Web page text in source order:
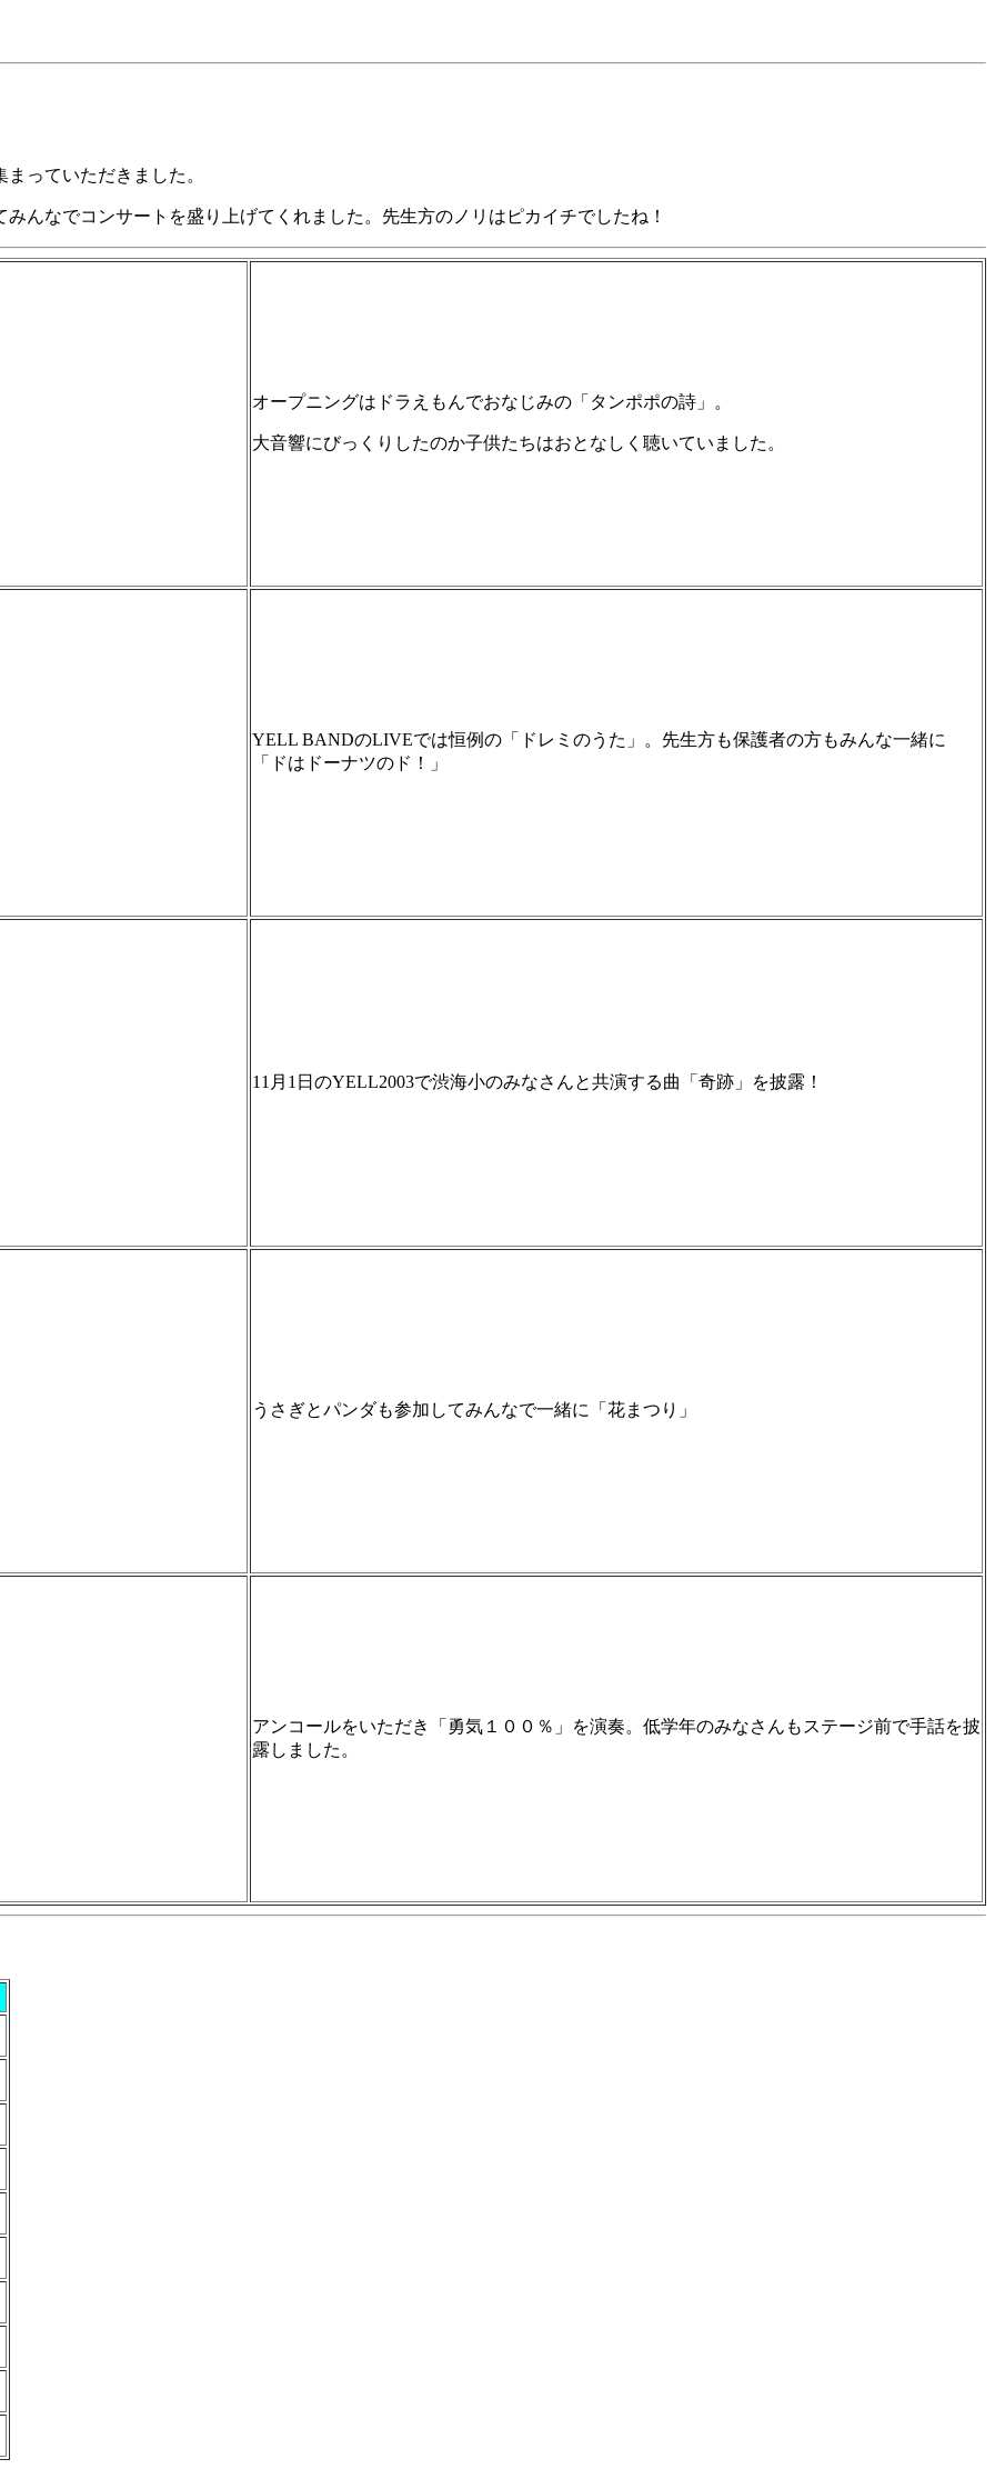
っていただきました。
んなでコンサートを盛り上げてくれました。先生方のノリはピカイチでしたね！
オープニングはドラえもんでおなじみの「タンポポの詩」。
大音響にびっくりしたのか子供たちはおとなしく聴いていました。
YELL BANDのLIVEでは恒例の「ドレミのうた」。先生方も保護者の方もみんな一緒に
「ドはドーナツのド！」
11月1日のYELL2003で渋海小のみなさんと共演する曲「奇跡」を披露！
うさぎとパンダも参加してみんなで一緒に「花まつり」
アンコールをいただき「勇気１００％」を演奏。低学年のみなさんもステージ前で手話を披
露しました。